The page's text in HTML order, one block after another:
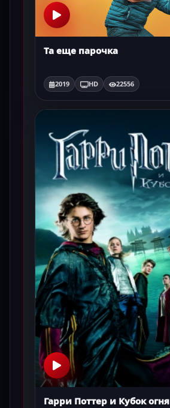
Та еще парочка
2019 HD 22556
Гарри Поттер и Кубок огня